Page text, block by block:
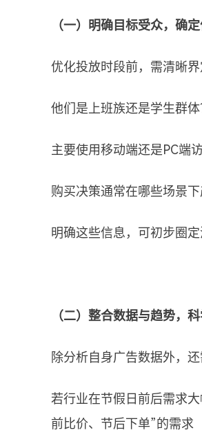
（一）明确目标受众，确
优化投放时段前，需清晰界
他们是上班族还是学生群体
主要使用移动端还是PC端访
购买决策通常在哪些场景
明确这些信息，可初步圈
（二）整合数据与趋势，
除分析自身广告数据外，
若行业在节假日前后需求
前比价、节后下单”的需求